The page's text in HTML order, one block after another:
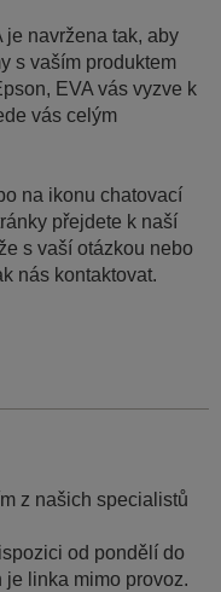
je navržena tak, aby
s vaším produktem
EVA vás vyzve k
vás celým
na ikonu chatovací
přejdete k naší
s vaší otázkou nebo
nás kontaktovat.
z našich specialistů
od pondělí do
je linka mimo provoz.